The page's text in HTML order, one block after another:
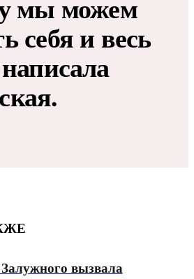
мы можем
себя и весь
вызвала